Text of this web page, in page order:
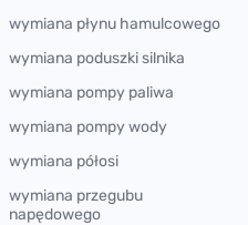
wymiana płynu hamulcowego
wymiana poduszki silnika
wymiana pompy paliwa
wymiana pompy wody
wymiana półosi
wymiana przegubu
napędowego